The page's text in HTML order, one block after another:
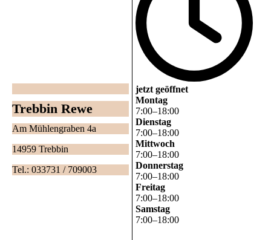
Trebbin Rewe
Am Mühlengraben 4a
14959 Trebbin
Tel.: 033731 / 709003
jetzt geöffnet
Montag
7:00–18:00
Dienstag
7:00–18:00
Mittwoch
7:00–18:00
Donnerstag
7:00–18:00
Freitag
7:00–18:00
Samstag
7:00–18:00